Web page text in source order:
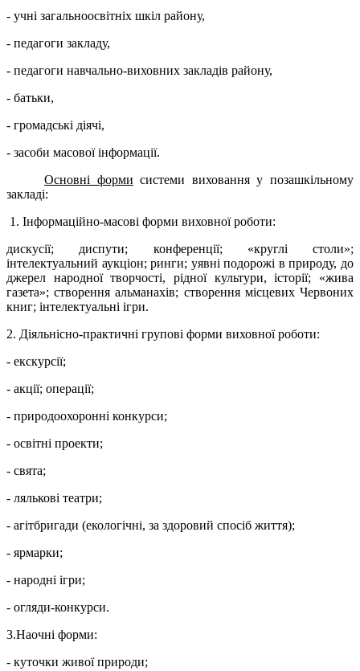
- учні загальноосвітніх шкіл району,
- педагоги закладу,
- педагоги навчально-виховних закладів району,
- батьки,
- громадські діячі,
- засоби масової інформації.
Основні форми системи виховання у позашкільному
закладі:
1. Інформаційно-масові форми виховної роботи:
дискусії; диспути; конференції; «круглі столи»;
інтелектуальний аукціон; ринги; уявні подорожі в природу, до
джерел народної творчості, рідної культури, історії; «жива
газета»; створення альманахів; створення місцевих Червоних
книг; інтелектуальні ігри.
2. Діяльнісно-практичні групові форми виховної роботи:
- екскурсії;
- акції; операції;
- природоохоронні конкурси;
- освітні проекти;
- свята;
- лялькові театри;
- агітбригади (екологічні, за здоровий спосіб життя);
- ярмарки;
- народні ігри;
- огляди-конкурси.
3.Наочні форми:
- куточки живої природи;